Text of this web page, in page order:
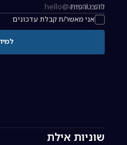
שוניות אילת
כתובת אימייל להרשמה
אני מאשר/ת קבלת עדכונים
להצטרפות